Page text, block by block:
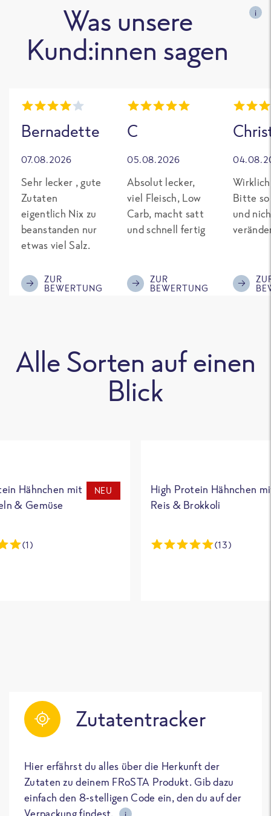
Was unsere
Kund:innen sagen
i
Bernadette
07.08.2026
Sehr lecker , gute
Zutaten
eigentlich Nix zu
beanstanden nur
etwas viel Salz.
ZUR
BEWERTUNG
C
05.08.2026
Absolut lecker,
viel Fleisch, Low
Carb, macht satt
und schnell fertig
ZUR
BEWERTUNG
Bitte so
und
Alle Sorten auf einen
Blick
Hähnchen mit
& Gemüse
NEU
(1)
High Protein Hähnchen
Reis & Brokkoli
(13)
Zutatentracker
Hier erfährst du alles über die Herkunft der
Zutaten zu deinem FRoSTA Produkt. Gib dazu
einfach den 8-stelligen Code ein, den du auf der
Verpackung findest.
i